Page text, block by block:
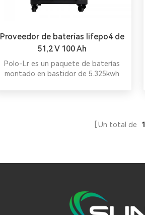
Proveedor de baterías lifepo4 de
51,2 V 100 Ah
Polo-Lr es un paquete de baterías
montado en bastidor de 5.325kwh
Un total de 1